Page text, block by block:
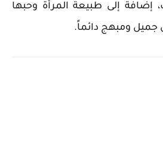
إضافة إلى طبيعة المرأة وحبها
جميل ومبهج دائماً.